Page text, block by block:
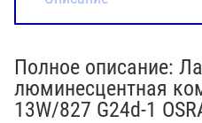
Полное описание:
люминесцентная
13W/827 G24d-1